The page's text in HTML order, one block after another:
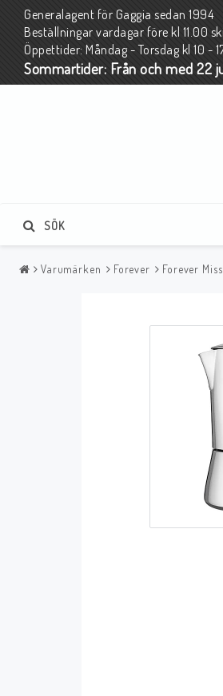
Generalagent för Gaggia sedan
Beställningar vardagar före kl
Öppettider: Måndag - Torsdag kl 10 -
Sommartider: Från och med 22
SÖK
Varumärken Forever Forever